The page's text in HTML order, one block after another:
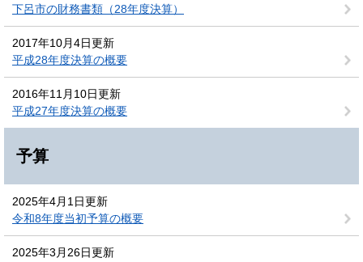
下呂市の財務書類（28年度決算）
2017年10月4日更新
平成28年度決算の概要
2016年11月10日更新
平成27年度決算の概要
予算
2025年4月1日更新
令和8年度当初予算の概要
2025年3月26日更新